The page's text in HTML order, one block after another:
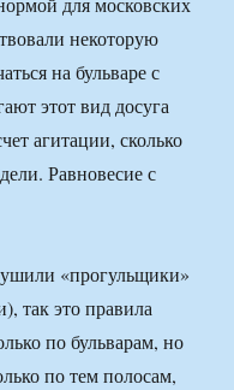
некоторую
на бульваре с
этот вид досуга
агитации, сколько
Равновесие с
«прогульщики»
так это правила
по бульварам, но
по тем полосам,